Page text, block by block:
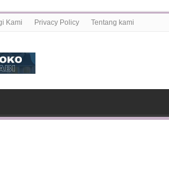
Kami Privacy Policy Tentang kami